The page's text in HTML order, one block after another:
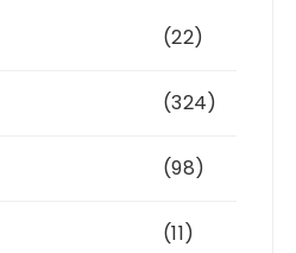
(22)
(324)
(98)
(11)